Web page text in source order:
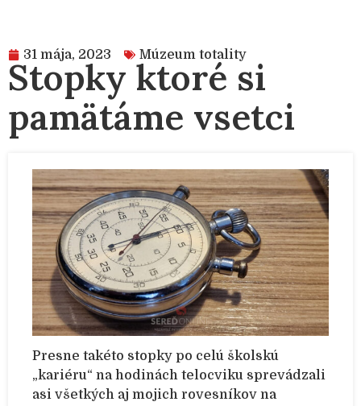
31 mája, 2023 Múzeum totality
Stopky ktoré si
pamätáme vsetci
Presne takéto stopky po celú školskú
„kariéru“ na hodinách telocviku sprevádzali
asi všetkých aj mojich rovesníkov na